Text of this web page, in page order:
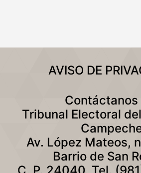
AVISO DE
Contáctanos
Tribunal Electoral
Av. López Mateos,
Barrio de San